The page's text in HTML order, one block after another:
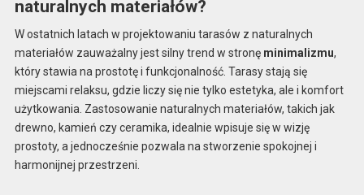
naturalnych materiałów?
W ostatnich latach w projektowaniu tarasów z naturalnych
materiałów zauważalny jest silny trend w stronę minimalizmu,
który stawia na prostotę i funkcjonalność. Tarasy stają się
miejscami relaksu, gdzie liczy się nie tylko estetyka, ale i komfort
użytkowania. Zastosowanie naturalnych materiałów, takich jak
drewno, kamień czy ceramika, idealnie wpisuje się w wizję
prostoty, a jednocześnie pozwala na stworzenie spokojnej i
harmonijnej przestrzeni.